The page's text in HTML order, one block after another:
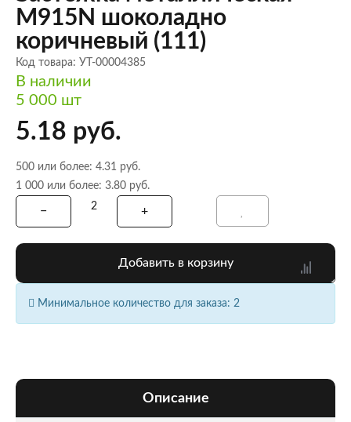
M915N шоколадно
коричневый (111)
Код товара: УТ-00004385
В наличии
5 000 шт
5.18 руб.
500 или более: 4.31 руб.
1 000 или более: 3.80 руб.
Добавить в корзину
Минимальное количество для заказа: 2
Описание